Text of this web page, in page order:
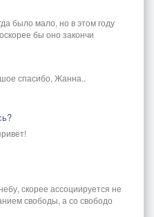
матку,
сейчас.
не счесть,
было мало, но в этом году
бы оно закончи
спасибо, Жанна..
скорее ассоциируется не
свободы, а со свободо